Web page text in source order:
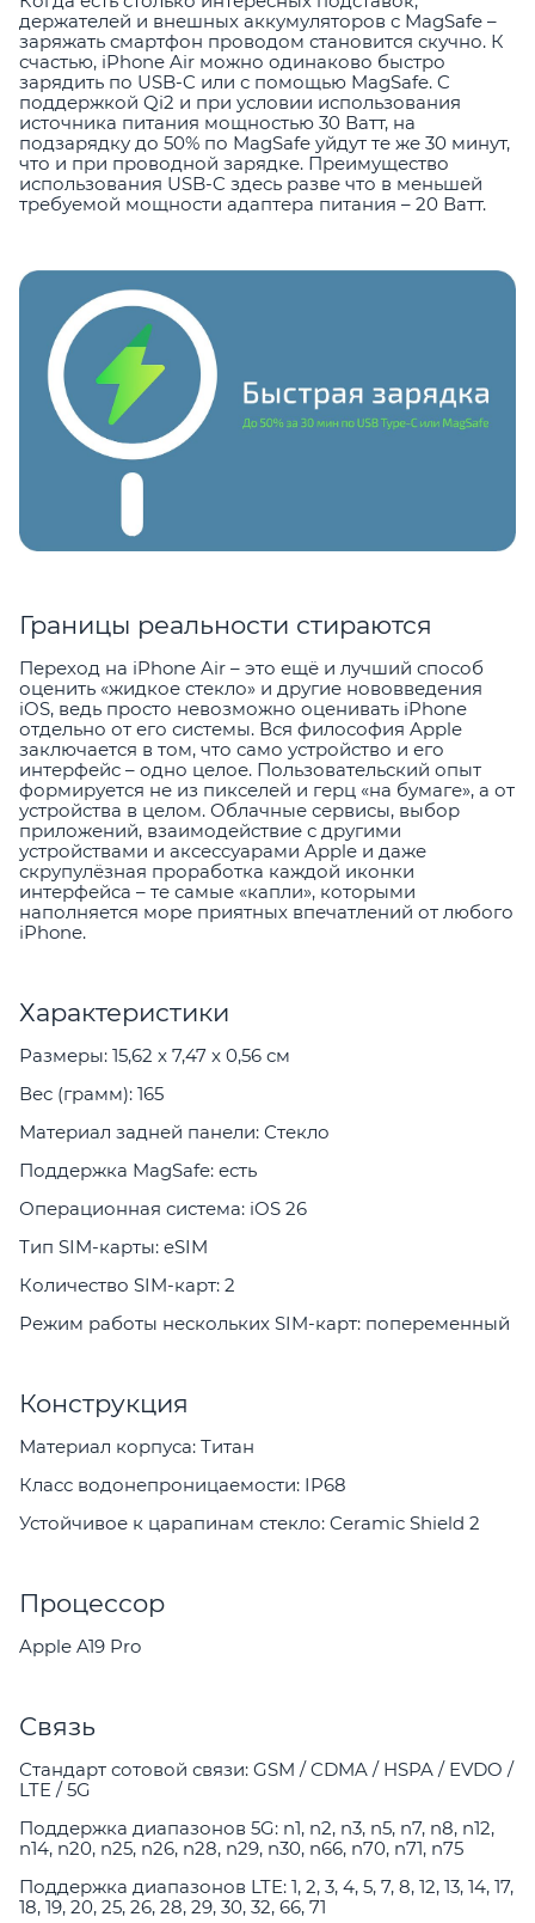
держателей и внешных аккумуляторов с MagSafe –
заряжать смартфон проводом становится скучно. К
счастью, iPhone Air можно одинаково быстро
зарядить по USB-C или с помощью MagSafe. C
поддержкой Qi2 и при условии использования
источника питания мощностью 30 Ватт, на
подзарядку до 50% по MagSafe уйдут те же 30 минут,
что и при проводной зарядке. Преимущество
использования USB-C здесь разве что в меньшей
требуемой мощности адаптера питания – 20 Ватт.
Границы реальности стираются
Переход на iPhone Air – это ещё и лучший способ
оценить «жидкое стекло» и другие нововведения
iOS, ведь просто невозможно оценивать iPhone
отдельно от его системы. Вся философия Apple
заключается в том, что само устройство и его
интерфейс – одно целое. Пользовательский опыт
формируется не из пикселей и герц «на бумаге», а от
устройства в целом. Облачные сервисы, выбор
приложений, взаимодействие с другими
устройствами и аксессуарами Apple и даже
скрупулёзная проработка каждой иконки
интерфейса – те самые «капли», которыми
наполняется море приятных впечатлений от любого
iPhone.
Характеристики
Размеры: 15,62 x 7,47 x 0,56 см
Вес (грамм): 165
Материал задней панели: Стекло
Поддержка MagSafe: есть
Операционная система: iOS 26
Тип SIM-карты: eSIM
Количество SIM-карт: 2
Режим работы нескольких SIM-карт: попеременный
Конструкция
Материал корпуса: Титан
Класс водонепроницаемости: IP68
Устойчивое к царапинам стекло: Ceramic Shield 2
Процессор
Apple A19 Pro
Связь
Стандарт сотовой связи: GSM / CDMA / HSPA / EVDO /
LTE / 5G
Поддержка диапазонов 5G: n1, n2, n3, n5, n7, n8, n12,
n14, n20, n25, n26, n28, n29, n30, n66, n70, n71, n75
Поддержка диапазонов LTE: 1, 2, 3, 4, 5, 7, 8, 12, 13, 14, 17,
18, 19, 20, 25, 26, 28, 29, 30, 32, 66, 71